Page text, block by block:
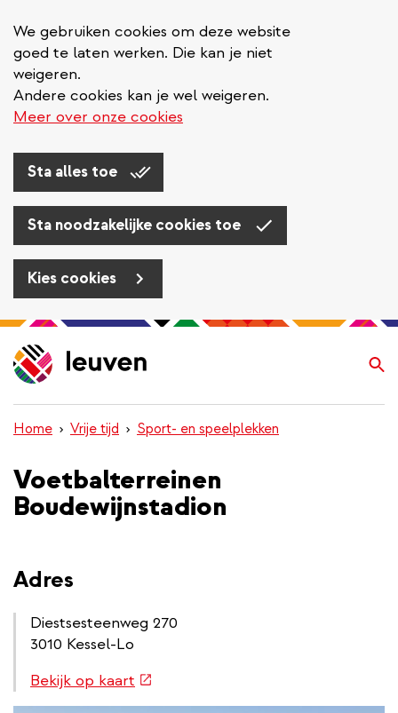
We gebruiken cookies om deze website
goed te laten werken. Die kan je niet
weigeren.
Andere cookies kan je wel weigeren.
Meer over onze cookies
Sta alles toe
Sta noodzakelijke cookies toe
Kies cookies
Overslaan
en
naar
inhoud
gaan
Home Vrije tijd Sport- en speelplekken
Voetbalterreinen
Boudewijnstadion
Adres
Diestsesteenweg 270
3010 Kessel-Lo
Routebeschrijving
link
Bekijk op kaart (externe
link)